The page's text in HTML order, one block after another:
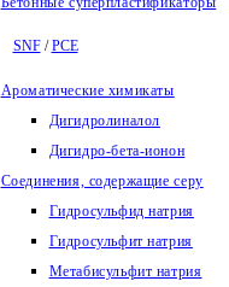
SNF/PCE
Ароматические химикаты
Дигидролиналол
Дигидро-бета-ионон
Соединения, содержащие серу
Гидросульфид натрия
Гидросульфит натрия
Метабисульфит натрия